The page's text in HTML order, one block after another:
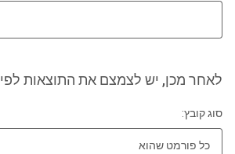
לאחר מכן, יש לצמצם את התוצאות לפי
סוג קובץ:
כל פורמט שהוא